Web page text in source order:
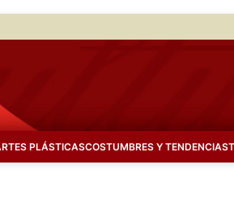
PLÁSTICASCOSTUMBRES Y TENDENCIAS